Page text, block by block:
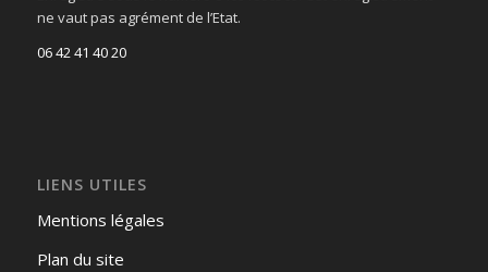
ne vaut pas agrément de l’Etat.
06 42 41 40 20
LIENS UTILES
Mentions légales
Plan du site